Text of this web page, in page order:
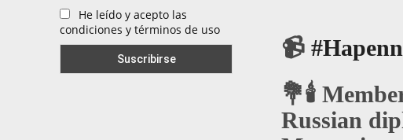
He leído y acepto las
condiciones y términos de uso
📹
💐🕯
Russian